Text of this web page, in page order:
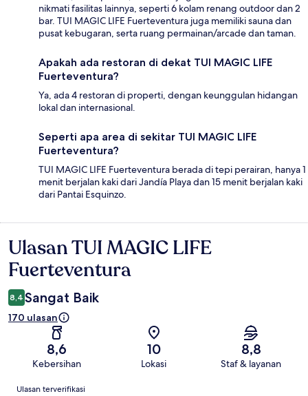
nikmati fasilitas lainnya, seperti 6 kolam renang outdoor dan 2
bar. TUI MAGIC LIFE Fuerteventura juga memiliki sauna dan
pusat kebugaran, serta ruang permainan/arcade dan taman.
Apakah ada restoran di dekat TUI MAGIC LIFE
Fuerteventura?
Ya, ada 4 restoran di properti, dengan keunggulan hidangan
lokal dan internasional.
Seperti apa area di sekitar TUI MAGIC LIFE
Fuerteventura?
TUI MAGIC LIFE Fuerteventura berada di tepi perairan, hanya 1
menit berjalan kaki dari Jandía Playa dan 15 menit berjalan kaki
dari Pantai Esquinzo.
Ulasan
Ulasan TUI MAGIC LIFE
Fuerteventura
8,4 Sangat Baik
170 ulasan
8,6
Kebersihan
10
Lokasi
8,8
Staf & layanan
Ulasan
Ulasan terverifikasi